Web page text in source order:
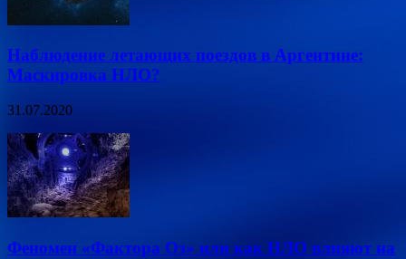
Наблюдение летающих поездов в Аргентине:
Маскировка НЛО?
31.07.2020
Феномен «Фактора Оз» или как НЛО влияют на